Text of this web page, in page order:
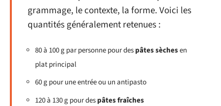
grammage, le contexte, la forme. Voici les
quantités généralement retenues :
80 à 100 g par personne pour despâtes sèchesen
plat principal
60 g pour une entrée ou un antipasto
120 à 130 g pour despâtes fraîches